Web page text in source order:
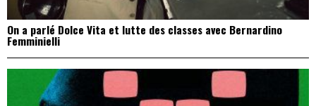
On a parlé Dolce Vita et lutte des classes avec Bernardino
Femminielli